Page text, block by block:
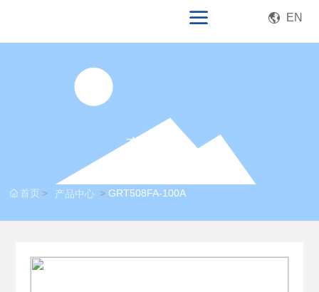
EN
产品中心
首页 产品中心 GRT508FA-100A